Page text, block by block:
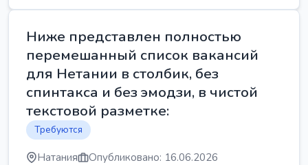
Ниже представлен полностью
перемешанный список вакансий
для Нетании в столбик, без
спинтакса и без эмодзи, в чистой
текстовой разметке:
Требуются
Натания Опубликовано: 16.06.2026